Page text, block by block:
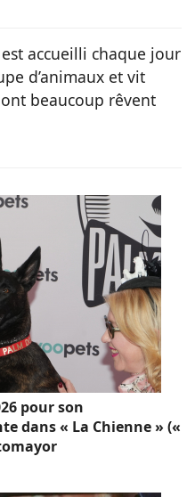
accueilli chaque jour
d’animaux et vit
beaucoup rêvent
pour son
dans « La Chienne » («